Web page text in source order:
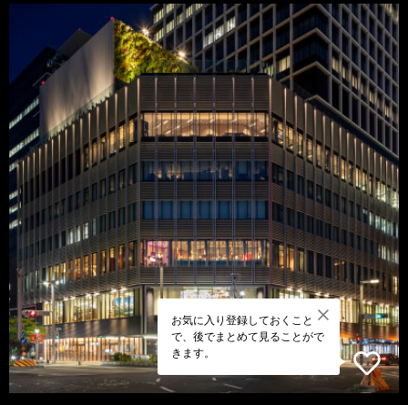
お気に入り登録しておくこと
で、後でまとめて見ることがで
きます。